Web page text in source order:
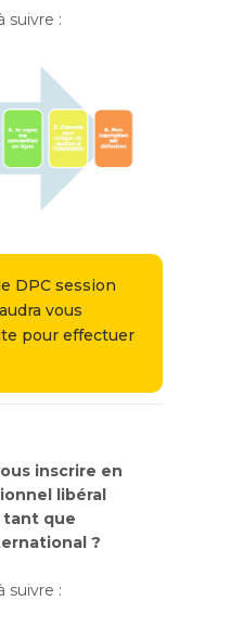
suivre :
DPC session
vous
pour effectuer
inscrire en
libéral
tant que
?
suivre :